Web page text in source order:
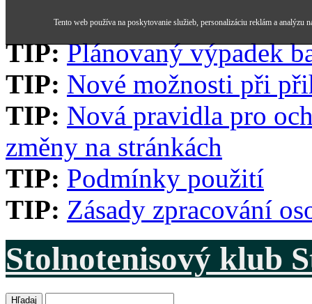
TIP: Plánovaný výpadek
TIP: Nové možnosti při
TIP: Nová pravidla pro
změny na stránkách
TIP: Podmínky použití
TIP: Zásady zpracování
Stolnotenisový klub
Tento web používa na poskytovanie služieb, personalizáciu reklám a